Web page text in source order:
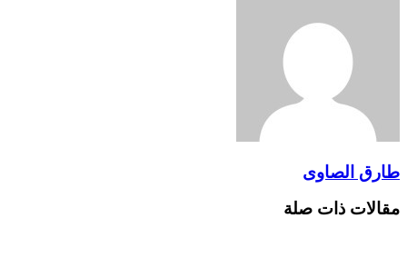
طارق الصاوى
مقالات ذات صلة